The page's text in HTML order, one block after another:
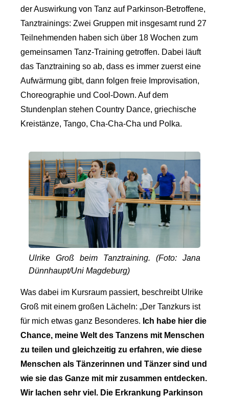
der Auswirkung von Tanz auf Parkinson-Betroffene,
Tanztrainings: Zwei Gruppen mit insgesamt rund 27
Teilnehmenden haben sich über 18 Wochen zum
gemeinsamen Tanz-Training getroffen. Dabei läuft
das Tanztraining so ab, dass es immer zuerst eine
Aufwärmung gibt, dann folgen freie Improvisation,
Choreographie und Cool-Down. Auf dem
Stundenplan stehen Country Dance, griechische
Kreistänze, Tango, Cha-Cha-Cha und Polka.
Ulrike Groß beim Tanztraining. (Foto: Jana
Dünnhaupt/Uni Magdeburg)
Was dabei im Kursraum passiert, beschreibt Ulrike
Groß mit einem großen Lächeln: „Der Tanzkurs ist
für mich etwas ganz Besonderes. Ich habe hier die
Chance, meine Welt des Tanzens mit Menschen
zu teilen und gleichzeitig zu erfahren, wie diese
Menschen als Tänzerinnen und Tänzer sind und
wie sie das Ganze mit mir zusammen entdecken.
Wir lachen sehr viel. Die Erkrankung Parkinson